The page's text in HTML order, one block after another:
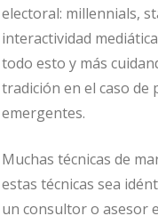
electoral: millennials,
interactividad
todo esto y más
tradición en el caso
emergentes.
Muchas técnicas de
estas técnicas sea
un consultor o asesor